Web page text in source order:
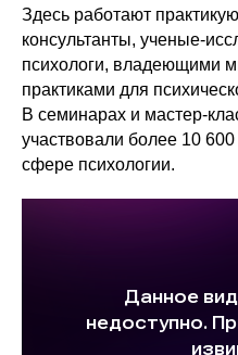
Здесь работают
консультанты, ученые-
психологи, владеющими
практиками для
В семинарах и мастер-
участвовали более 10
сфере психологии.